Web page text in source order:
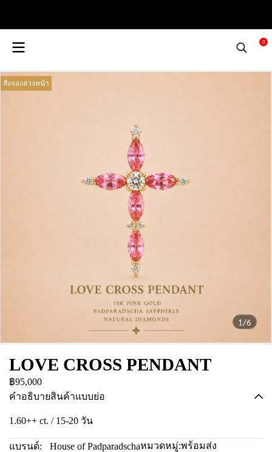
0
1/6
สั่งจองล่วงหน้า
LOVE CROSS PENDANT
฿95,000
คำอธิบายสินค้าแบบย่อ
1.60++ ct. / 15-20 วัน
แบรนด์: House of Padparadschaหมวดหมู่:พร้อมส่ง